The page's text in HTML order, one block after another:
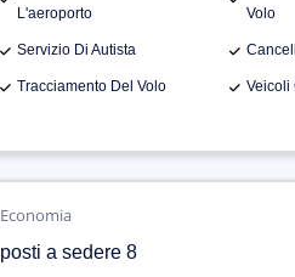
L'aeroporto
Volo
Servizio Di Autista
Tracciamento Del Volo Veicoli
Economia
posti a sedere 8